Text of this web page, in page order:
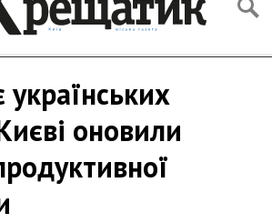
оновили